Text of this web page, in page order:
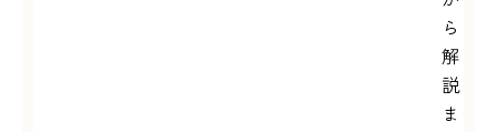
ら
解
説
ま